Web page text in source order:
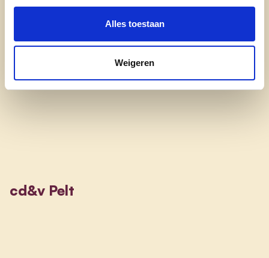
Alles toestaan
Weigeren
verbinden en grenzen te verleggen zodat
iedereen, van jong tot oud, kan scoren."
cd&v Pelt